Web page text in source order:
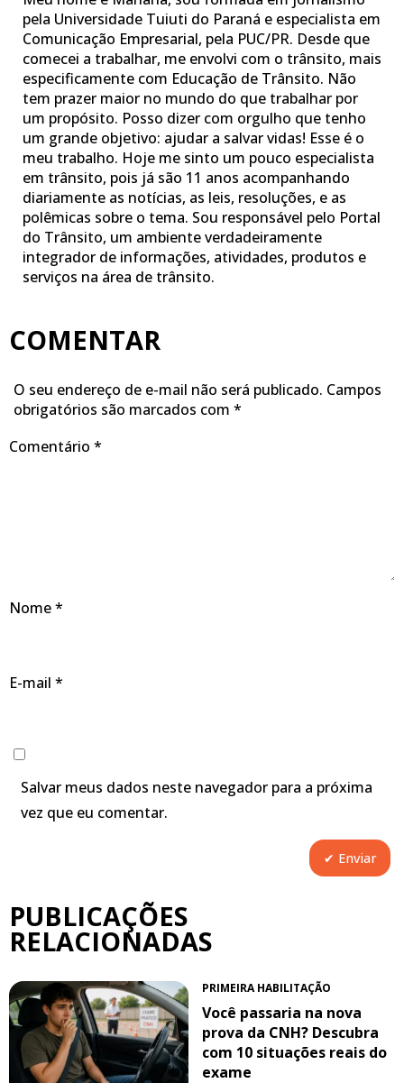
pela Universidade Tuiuti do Paraná e especialista em
Comunicação Empresarial, pela PUC/PR. Desde que
comecei a trabalhar, me envolvi com o trânsito, mais
especificamente com Educação de Trânsito. Não
tem prazer maior no mundo do que trabalhar por
um propósito. Posso dizer com orgulho que tenho
um grande objetivo: ajudar a salvar vidas! Esse é o
meu trabalho. Hoje me sinto um pouco especialista
em trânsito, pois já são 11 anos acompanhando
diariamente as notícias, as leis, resoluções, e as
polêmicas sobre o tema. Sou responsável pelo Portal
do Trânsito, um ambiente verdadeiramente
integrador de informações, atividades, produtos e
serviços na área de trânsito.
COMENTAR
O seu endereço de e-mail não será publicado. Campos
obrigatórios são marcados com *
Comentário *
Nome*
E-mail *
Salvar meus dados neste navegador para a próxima
vez que eu comentar.
PUBLICAÇÕES
RELACIONADAS
PRIMEIRA HABILITAÇÃO
Você passaria na nova
prova da CNH? Descubra
com 10 situações reais do
exame